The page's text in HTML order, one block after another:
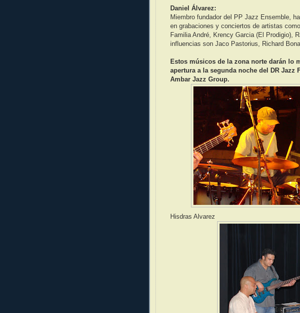
Daniel Álvarez:
Miembro fundador del PP Jazz Ensemble,
en grabaciones y conciertos de artistas
Familia André, Krency Garcia (El Prodigio),
influencias son Jaco Pastorius, Richard
Estos músicos de la zona norte darán lo
apertura a la segunda noche del DR Jazz
Ambar Jazz Group.
Hisdras Alvarez